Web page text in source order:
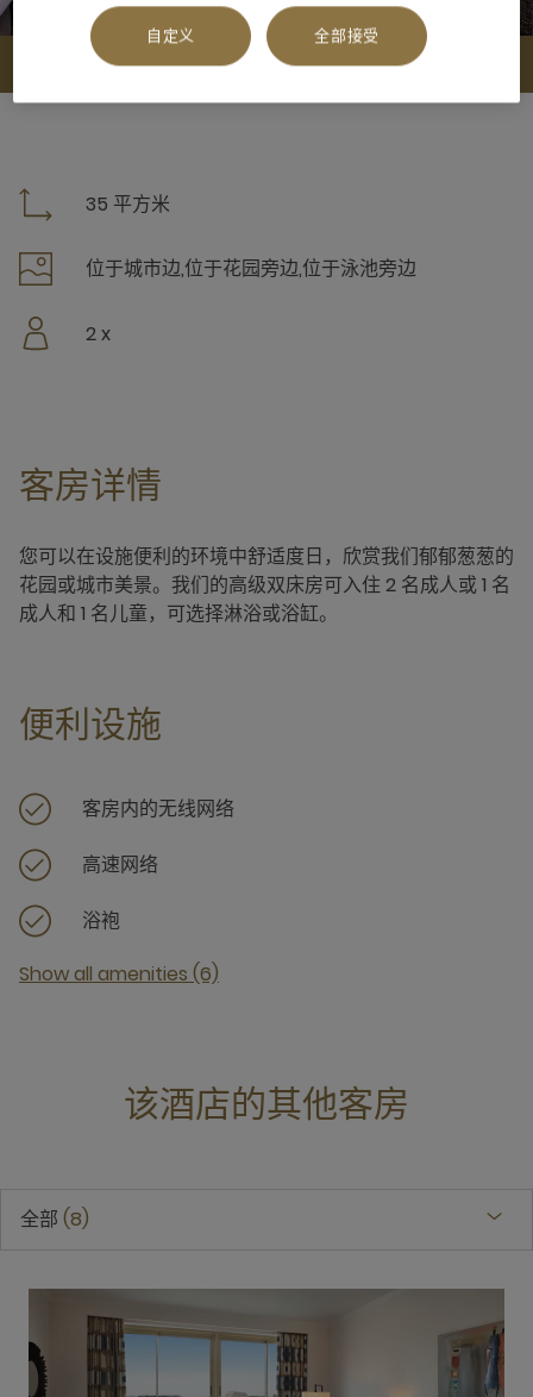
查看可订选项
35 平方米
位于城市边,位于花园旁边,位于泳池旁边
2 x
客房详情
您可以在设施便利的环境中舒适度日，欣赏我们郁郁葱葱的
花园或城市美景。我们的高级双床房可入住 2 名成人或 1 名
成人和 1 名儿童，可选择淋浴或浴缸。
便利设施
客房内的无线网络
高速网络
浴袍
Show all amenities (6)
该酒店的其他客房
全部 8
自定义 全部接受